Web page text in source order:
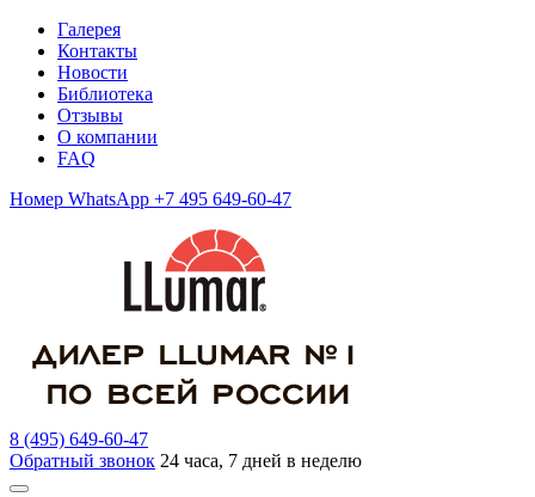
Галерея
Контакты
Новости
Библиотека
Отзывы
О компании
FAQ
Номер WhatsApp +7 495 649-60-47
8 (495) 649-60-47
Обратный звонок 24 часа, 7 дней в неделю